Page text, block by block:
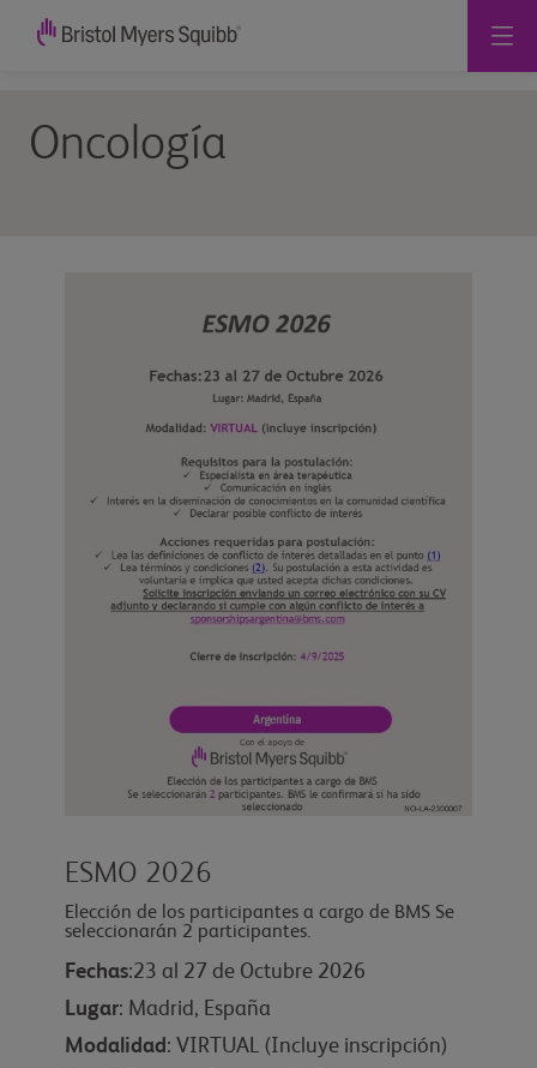
Oncología
ESMO 2026
Elección de los participantes a cargo de BMS Se
seleccionarán 2 participantes.
Fechas:23 al 27 de Octubre 2026
Lugar: Madrid, España
Modalidad : VIRTUAL (Incluye inscripción)